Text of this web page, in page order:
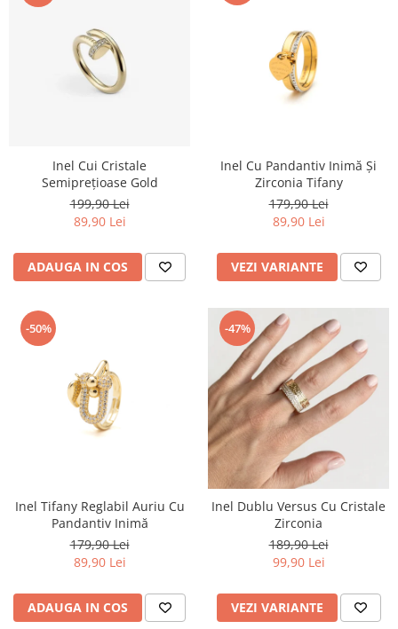
Inel Cui Cristale
Semiprețioase Gold
199,90 Lei
89,90 Lei
ADAUGA IN COS
Inel Cu Pandantiv Inimă Și
Zirconia Tifany
179,90 Lei
89,90 Lei
VEZI VARIANTE
-50%
Inel Tifany Reglabil Auriu Cu
Pandantiv Inimă
179,90 Lei
89,90 Lei
ADAUGA IN COS
-47%
Inel Dublu Versus Cu Cristale
Zirconia
189,90 Lei
99,90 Lei
VEZI VARIANTE